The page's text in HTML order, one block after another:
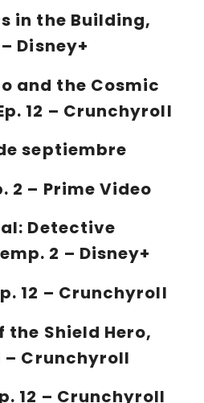
in the Building,
Disney+
and the Cosmic
12 – Crunchyroll
septiembre
2 – Prime Video
Detective
2 – Disney+
12 – Crunchyroll
the Shield Hero,
– Crunchyroll
12 – Crunchyroll